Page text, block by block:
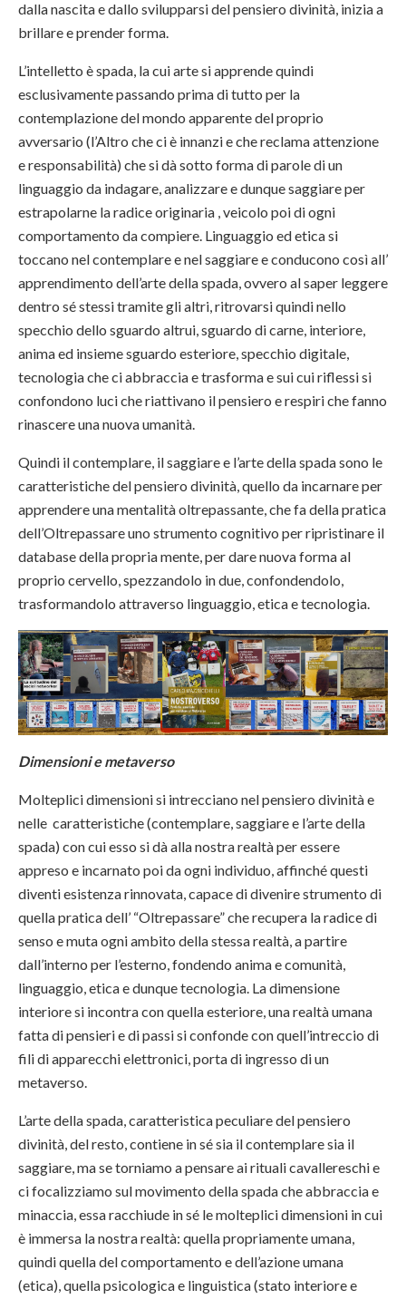
dalla nascita e dallo svilupparsi del pensiero divinità, inizia a
brillare e prender forma.
L’intelletto è spada, la cui arte si apprende quindi
esclusivamente passando prima di tutto per la
contemplazione del mondo apparente del proprio
avversario (l’Altro che ci è innanzi e che reclama attenzione
e responsabilità) che si dà sotto forma di parole di un
linguaggio da indagare, analizzare e dunque saggiare per
estrapolarne la radice originaria , veicolo poi di ogni
comportamento da compiere. Linguaggio ed etica si
toccano nel contemplare e nel saggiare e conducono così all’
apprendimento dell’arte della spada, ovvero al saper leggere
dentro sé stessi tramite gli altri, ritrovarsi quindi nello
specchio dello sguardo altrui, sguardo di carne, interiore,
anima ed insieme sguardo esteriore, specchio digitale,
tecnologia che ci abbraccia e trasforma e sui cui riflessi si
confondono luci che riattivano il pensiero e respiri che fanno
rinascere una nuova umanità.
Quindi il contemplare, il saggiare e l’arte della spada sono le
caratteristiche del pensiero divinità, quello da incarnare per
apprendere una mentalità oltrepassante, che fa della pratica
dell’Oltrepassare uno strumento cognitivo per ripristinare il
database della propria mente, per dare nuova forma al
proprio cervello, spezzandolo in due, confondendolo,
trasformandolo attraverso linguaggio, etica e tecnologia.
Dimensioni e metaverso
Molteplici dimensioni si intrecciano nel pensiero divinità e
nelle caratteristiche (contemplare, saggiare e l’arte della
spada) con cui esso si dà alla nostra realtà per essere
appreso e incarnato poi da ogni individuo, affinché questi
diventi esistenza rinnovata, capace di divenire strumento di
quella pratica dell’ “Oltrepassare” che recupera la radice di
senso e muta ogni ambito della stessa realtà, a partire
dall’interno per l’esterno, fondendo anima e comunità,
linguaggio, etica e dunque tecnologia. La dimensione
interiore si incontra con quella esteriore, una realtà umana
fatta di pensieri e di passi si confonde con quell’intreccio di
fili di apparecchi elettronici, porta di ingresso di un
metaverso.
L’arte della spada, caratteristica peculiare del pensiero
divinità, del resto, contiene in sé sia il contemplare sia il
saggiare, ma se torniamo a pensare ai rituali cavallereschi e
ci focalizziamo sul movimento della spada che abbraccia e
minaccia, essa racchiude in sé le molteplici dimensioni in cui
è immersa la nostra realtà: quella propriamente umana,
quindi quella del comportamento e dell’azione umana
(etica), quella psicologica e linguistica (stato interiore e